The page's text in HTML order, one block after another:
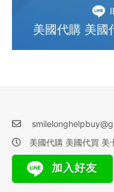
美國代購 美國
美國代購 美國代買 美
加入好友